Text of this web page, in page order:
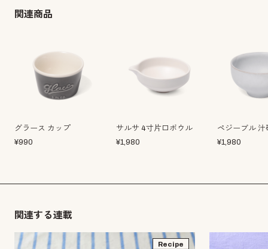
関連商品
グラース カップ
¥990
サルサ 4寸片口ボウル
¥1,980
ペジーブル 汁
¥1,980
関連する連載
Recipe